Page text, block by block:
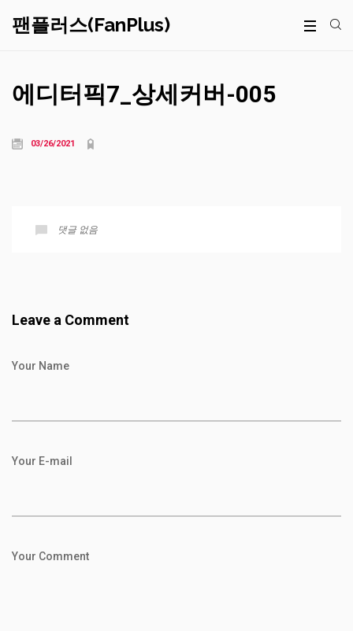
팬플러스(FanPlus)
에디터픽7_상세커버-005
03/26/2021
댓글 없음
Leave a Comment
Your Name
Your E-mail
Your Comment